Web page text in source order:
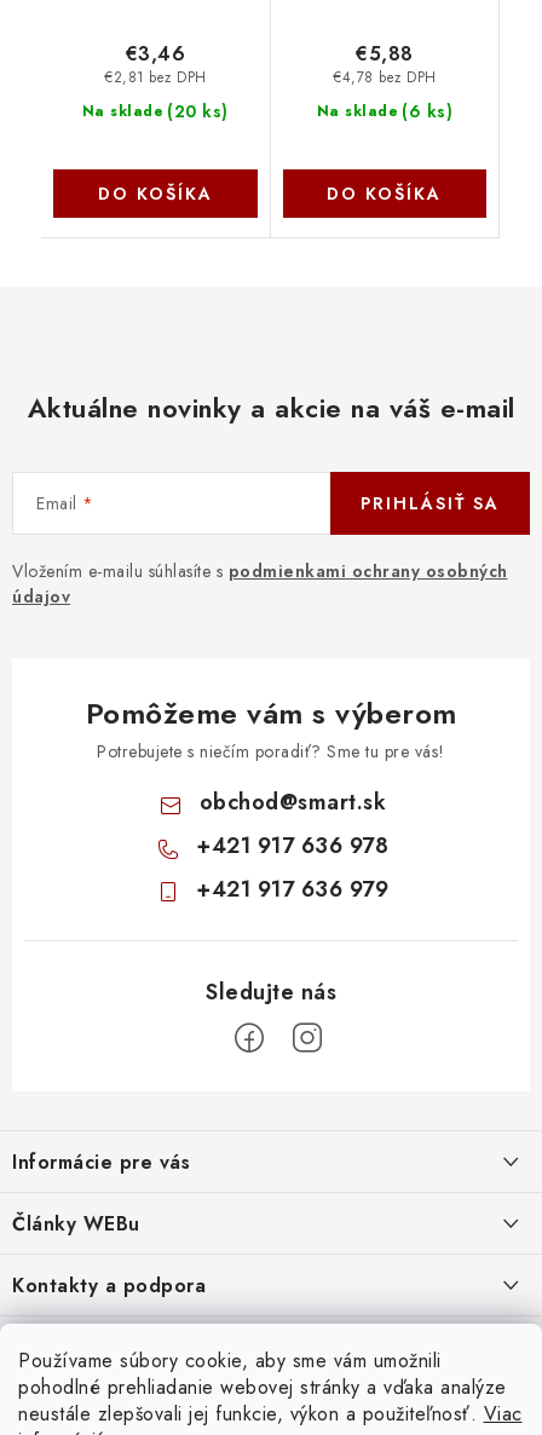
Používame súbory cookie, aby sme vám umožnili
pohodlné prehliadanie webovej stránky a vďaka analýze
neustále zlepšovali jej funkcie, výkon a použiteľnosť. Viac
Na sklade (20 ks)
€2,81 bez DPH
€3,46
DO KOŠÍKA
Na sklade (6 ks)
€4,78 bez DPH
€5,88
DO KOŠÍKA
Aktuálne novinky a akcie na váš e-mail
Email
Vložením e-mailu súhlasíte s podmienkami ochrany osobných
údajov
PRIHLÁSIŤ SA
Pomôžeme vám s výberom
Potrebujete s niečím poradiť? Sme tu pre vás!
obchod@smart.sk
+421 917 636 978
+421 917 636 979
p
ä
e
Informácie pre vás
Obchodné podmienky
Moja objednávka
Odstúpenie od zmluvy
Formuláre na stiahnutie
Články WEBu
Dôležité oznamy
16.6.2026
Nákup na splátky
23.10.2022
Kontakty a podpora
2.8.2022
Doprava a Platba
Servisné služby
Servis a služby pre Vás
5.3.2022
Doprava - UPS Doprava - Packeta Splátky - Home Credit